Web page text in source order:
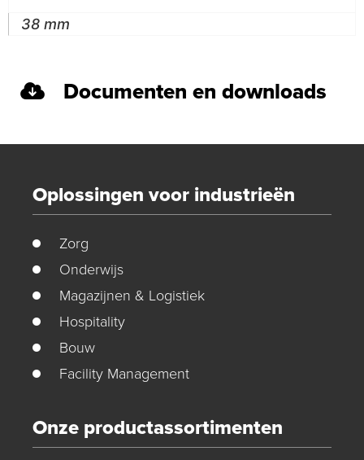
38 mm
Documenten en downloads
Oplossingen voor industrieën
Zorg
Onderwijs
Magazijnen & Logistiek
Hospitality
Bouw
Facility Management
Onze productassortimenten